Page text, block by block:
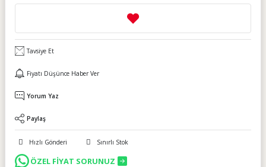
Tavsiye Et
Fiyatı Düşünce Haber Ver
Yorum Yaz
Paylaş
Hızlı Gönderi Sınırlı Stok
ÖZEL FİYAT SORUNUZ